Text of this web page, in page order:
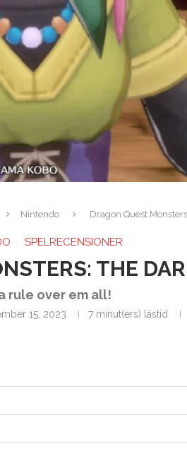
Nintendo Dragon Quest
SPELRECENSIONER
THE
rule over em all!
15, 2023 7 minut(ers) lästid